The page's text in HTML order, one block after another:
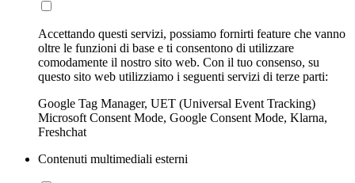
Accettando questi servizi, possiamo fornirti feature che vanno
oltre le funzioni di base e ti consentono di utilizzare
comodamente il nostro sito web. Con il tuo consenso, su
questo sito web utilizziamo i seguenti servizi di terze parti:
Google Tag Manager, UET (Universal Event Tracking)
Microsoft Consent Mode, Google Consent Mode, Klarna,
Freshchat
Contenuti multimediali esterni